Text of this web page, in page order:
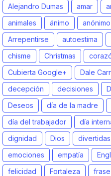
Alejandro Dumas
amar
animales
ánimo anónimo
Arrepentirse
autoestima
chisme
Christmas
Cubierta Google+
Dale
decepción
decisiones
Deseos
día de la madre
día del trabajador
día
dignidad
Dios divertidas
emociones
empatía
felicidad
Fortaleza